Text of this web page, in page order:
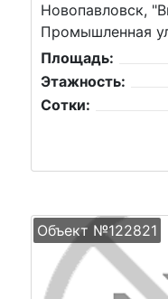
Новопавловск,
Промышленная
Площадь:
Этажность:
Сотки:
Объект №122821